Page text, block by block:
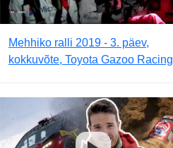
Mehhiko ralli 2019 - 3. päev,
kokkuvõte, Toyota Gazoo Racing